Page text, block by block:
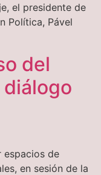
el presidente de
Política, Pável
del
espacios de
en sesión de la